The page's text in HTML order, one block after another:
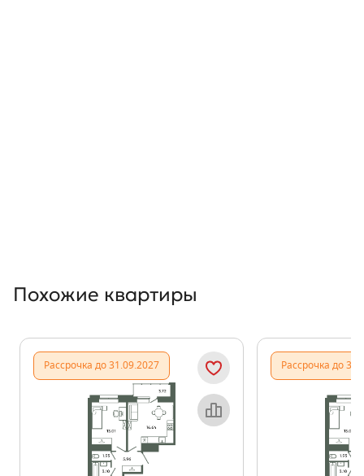
Похожие квартиры
Рассрочка до 31.09.2027
Объект месяца
Рассрочка до